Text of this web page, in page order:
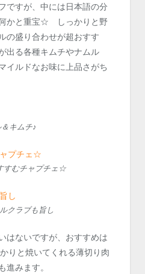
ですが、中には日本語の分
かと重宝☆ しっかりと野
の盛り合わせが超おすす
る各種キムチやナムル
イルドなお味に上品さがち
キムチ♪
すむチャプチェ☆
クラブも旨し
はないですが、おすすめは
りと焼いてくれる薄切り肉
進みます。